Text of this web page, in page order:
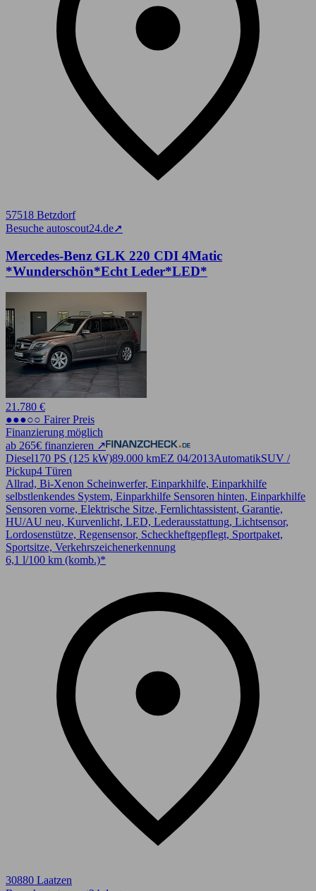
57518 Betzdorf
Besuche autoscout24.de➚
Mercedes-Benz GLK 220 CDI 4Matic
*Wunderschön*Echt Leder*LED*
21.780 €
●●●○○ Fairer Preis
Finanzierung möglich
ab 265€ finanzieren ↗
Diesel170 PS (125 kW)89.000 kmEZ 04/2013AutomatikSUV /
Pickup4 Türen
Allrad, Bi-Xenon Scheinwerfer, Einparkhilfe, Einparkhilfe
selbstlenkendes System, Einparkhilfe Sensoren hinten, Einparkhilfe
Sensoren vorne, Elektrische Sitze, Fernlichtassistent, Garantie,
HU/AU neu, Kurvenlicht, LED, Lederausstattung, Lichtsensor,
Lordosenstütze, Regensensor, Scheckheftgepflegt, Sportpaket,
Sportsitze, Verkehrszeichenerkennung
6,1 l/100 km (komb.)*
30880 Laatzen